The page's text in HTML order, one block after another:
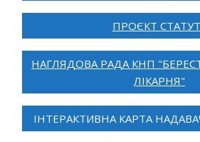
ПРОЄКТ
НАГЛЯДОВА РАДА КНП
ЛІКАРНЯ"
ІНТЕРАКТИВНА КАРТА